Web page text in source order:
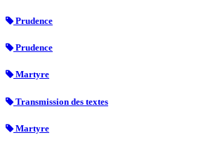
Prudence
Prudence
Martyre
Transmission des textes
Martyre